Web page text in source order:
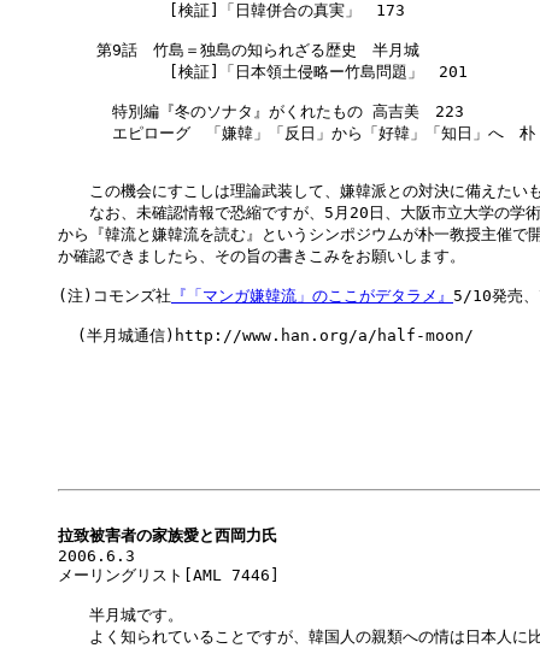
    　　　　 [検証]「日韓併合の真実」　173
    第9話　竹島＝独島の知られざる歴史　半月城
    　　　　 [検証]「日本領土侵略ー竹島問題」　201
    　特別編『冬のソナタ』がくれたもの 高吉美　223
　エピローグ　「嫌韓」「反日」から「好韓」「知日」へ　
この機会にすこしは理論武装して、嫌韓派との対決に備えたい
なお、未確認情報で恐縮ですが、5月20日、大阪市立大学の学
から『韓流と嫌韓流を読む』というシンポジウムが朴一教授主催で
か確認できましたら、その旨の書きこみをお願いします。
(注)コモンズ社 『「マンガ嫌韓流」のここがデタラメ』 5/10発売
  (半月城通信)http://www.han.org/a/half-moon/
拉致被害者の家族愛と西岡力氏
2006.6.3
メーリングリスト[AML 7446]
半月城です。
よく知られていることですが、韓国人の親類への情は日本人に